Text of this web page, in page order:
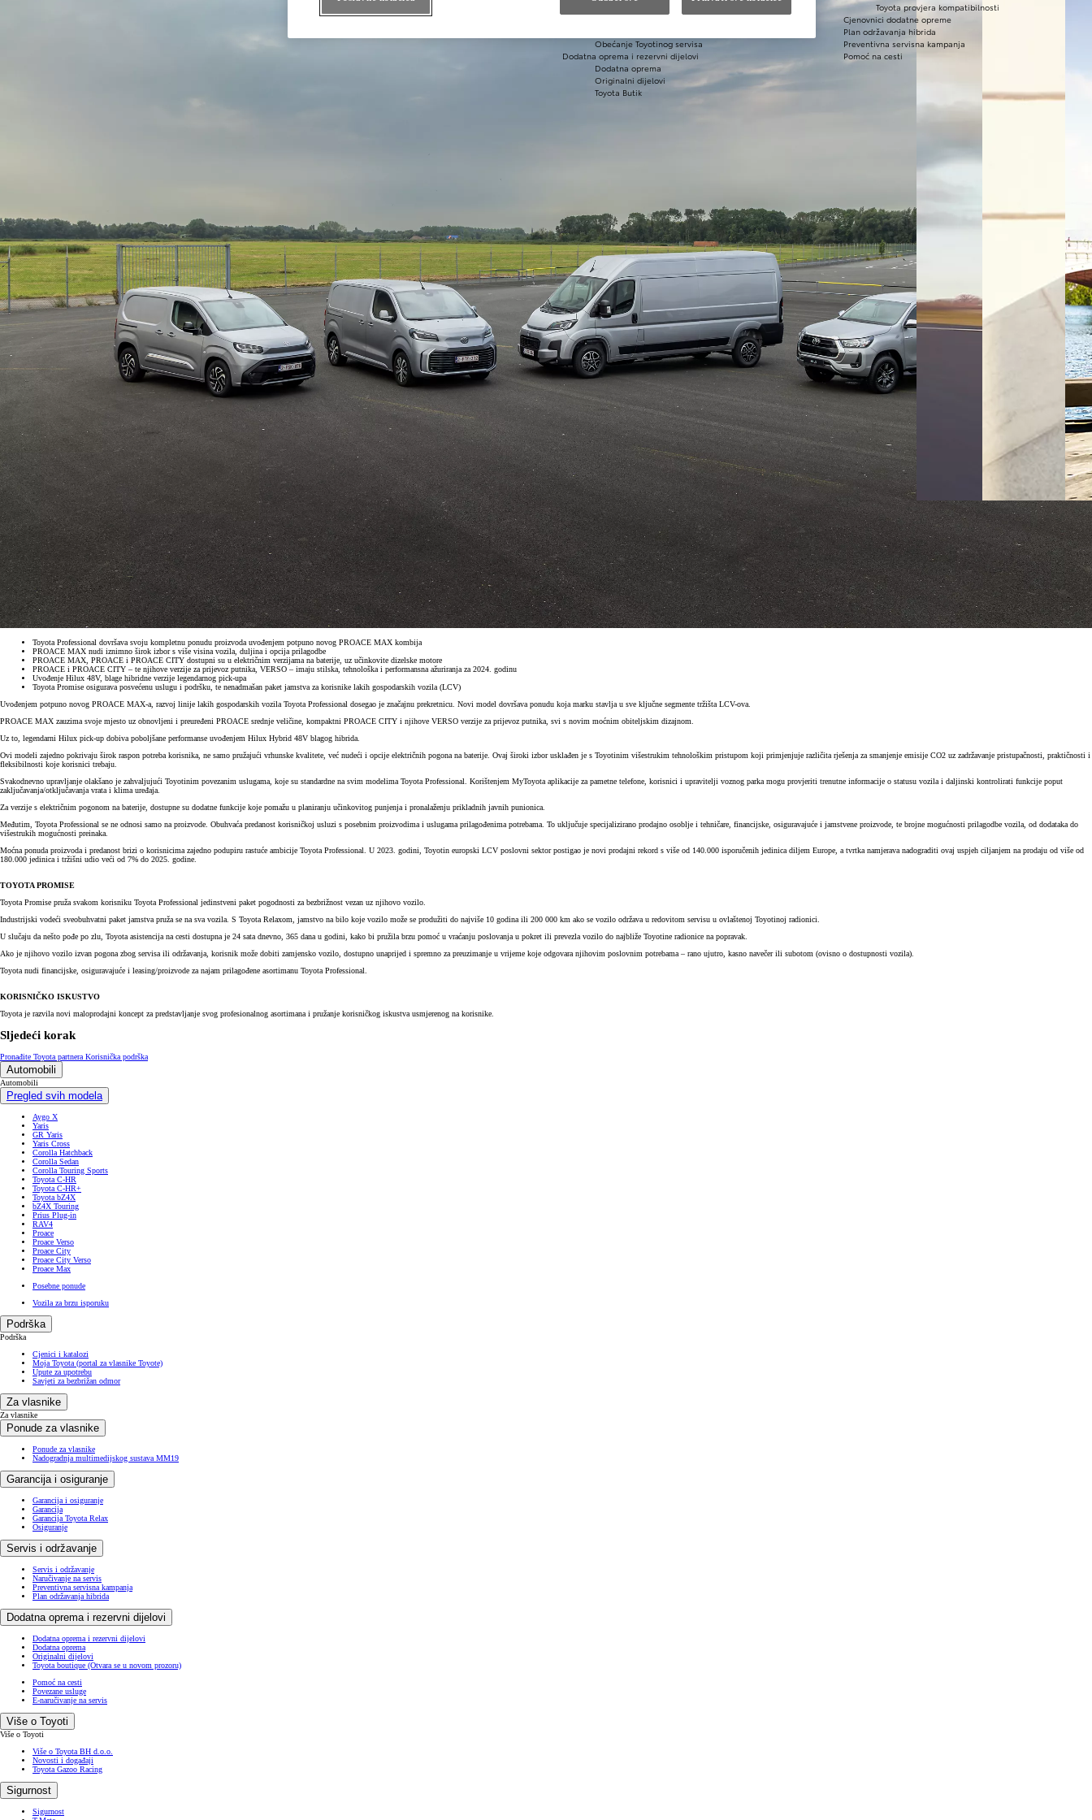
Saznajte više o elektrificiranim vozilima
Obećanje Toyotinog servisa
Dodatna oprema i rezervni dijelovi
Dodatna oprema
Originalni dijelovi
Toyota Butik
Toyota provjera kompatibilnosti
Cjenovnici dodatne opreme
Plan održavanja hibrida
Preventivna servisna kampanja
Pomoć na cesti
Toyota Professional dovršava svoju kompletnu ponudu proizvoda uvođenjem potpuno novog PROACE MAX kombija
PROACE MAX nudi iznimno širok izbor s više visina vozila, duljina i opcija prilagodbe
PROACE MAX, PROACE i PROACE CITY dostupni su u električnim verzijama na baterije, uz učinkovite dizelske motore
PROACE i PROACE CITY – te njihove verzije za prijevoz putnika, VERSO – imaju stilska, tehnološka i performansna ažuriranja za 2024. godinu
Uvođenje Hilux 48V, blage hibridne verzije legendarnog pick-upa
Toyota Promise osigurava posvećenu uslugu i podršku, te nenadmašan paket jamstva za korisnike lakih gospodarskih vozila (LCV)
Uvođenjem potpuno novog PROACE MAX-a, razvoj linije lakih gospodarskih vozila Toyota Professional dosegao je značajnu prekretnicu. Novi model dovršava ponudu koja marku stavlja u sve ključne segmente tržišta LCV-ova.
PROACE MAX zauzima svoje mjesto uz obnovljeni i preuređeni PROACE srednje veličine, kompaktni PROACE CITY i njihove VERSO verzije za prijevoz putnika, svi s novim moćnim obiteljskim dizajnom.
Uz to, legendarni Hilux pick-up dobiva poboljšane performanse uvođenjem Hilux Hybrid 48V blagog hibrida.
Ovi modeli zajedno pokrivaju širok raspon potreba korisnika, ne samo pružajući vrhunske kvalitete, već nudeći i opcije električnih pogona na baterije. Ovaj široki izbor usklađen je s Toyotinim višestrukim tehnološkim pristupom koji primjenjuje različita rješenja za smanjenje emisije CO2 uz zadržavanje pristupačnosti, praktičnosti i
fleksibilnosti koje korisnici trebaju.
Svakodnevno upravljanje olakšano je zahvaljujući Toyotinim povezanim uslugama, koje su standardne na svim modelima Toyota Professional. Korištenjem MyToyota aplikacije za pametne telefone, korisnici i upravitelji voznog parka mogu provjeriti trenutne informacije o statusu vozila i daljinski kontrolirati funkcije poput
zaključavanja/otključavanja vrata i klima uređaja.
Za verzije s električnim pogonom na baterije, dostupne su dodatne funkcije koje pomažu u planiranju učinkovitog punjenja i pronalaženju prikladnih javnih punionica.
Međutim, Toyota Professional se ne odnosi samo na proizvode. Obuhvaća predanost korisničkoj usluzi s posebnim proizvodima i uslugama prilagođenima potrebama. To uključuje specijalizirano prodajno osoblje i tehničare, financijske, osiguravajuće i jamstvene proizvode, te brojne mogućnosti prilagodbe vozila, od dodataka do
višestrukih mogućnosti preinaka.
Moćna ponuda proizvoda i predanost brizi o korisnicima zajedno podupiru rastuće ambicije Toyota Professional. U 2023. godini, Toyotin europski LCV poslovni sektor postigao je novi prodajni rekord s više od 140.000 isporučenih jedinica diljem Europe, a tvrtka namjerava nadograditi ovaj uspjeh ciljanjem na prodaju od više od
180.000 jedinica i tržišni udio veći od 7% do 2025. godine.
TOYOTA PROMISE
Toyota Promise pruža svakom korisniku Toyota Professional jedinstveni paket pogodnosti za bezbrižnost vezan uz njihovo vozilo.
Industrijski vodeći sveobuhvatni paket jamstva pruža se na sva vozila. S Toyota Relaxom, jamstvo na bilo koje vozilo može se produžiti do najviše 10 godina ili 200 000 km ako se vozilo održava u redovitom servisu u ovlaštenoj Toyotinoj radionici.
U slučaju da nešto pođe po zlu, Toyota asistencija na cesti dostupna je 24 sata dnevno, 365 dana u godini, kako bi pružila brzu pomoć u vraćanju poslovanja u pokret ili prevezla vozilo do najbliže Toyotine radionice na popravak.
Ako je njihovo vozilo izvan pogona zbog servisa ili održavanja, korisnik može dobiti zamjensko vozilo, dostupno unaprijed i spremno za preuzimanje u vrijeme koje odgovara njihovim poslovnim potrebama – rano ujutro, kasno navečer ili subotom (ovisno o dostupnosti vozila).
Toyota nudi financijske, osiguravajuće i leasing/proizvode za najam prilagođene asortimanu Toyota Professional.
KORISNIČKO ISKUSTVO
Toyota je razvila novi maloprodajni koncept za predstavljanje svog profesionalnog asortimana i pružanje korisničkog iskustva usmjerenog na korisnike.
Sljedeći korak
Pronađite Toyota partneraKorisnička podrška
Automobili
Automobili
Pregled svih modela
Aygo X
Yaris
GR Yaris
Yaris Cross
Corolla Hatchback
Corolla Sedan
Corolla Touring Sports
Toyota C-HR
Toyota C-HR+
Toyota bZ4X
bZ4X Touring
Prius Plug-in
RAV4
Proace
Proace Verso
Proace City
Proace City Verso
Proace Max
Posebne ponude
Vozila za brzu isporuku
Podrška
Podrška
Cjenici i katalozi
Moja Toyota (portal za vlasnike Toyote)
Upute za upotrebu
Savjeti za bezbrižan odmor
Za vlasnike
Za vlasnike
Ponude za vlasnike
Ponude za vlasnike
Nadogradnja multimedijskog sustava MM19
Garancija i osiguranje
Garancija i osiguranje
Garancija
Garancija Toyota Relax
Osiguranje
Servis i održavanje
Servis i održavanje
Naručivanje na servis
Preventivna servisna kampanja
Plan održavanja hibrida
Dodatna oprema i rezervni dijelovi
Dodatna oprema i rezervni dijelovi
Dodatna oprema
Originalni dijelovi
Toyota boutique (Otvara se u novom prozoru)
Pomoć na cesti
Povezane usluge
E-naručivanje na servis
Više o Toyoti
Više o Toyoti
Više o Toyota BH d.o.o.
Novosti i događaji
Toyota Gazoo Racing
Sigurnost
Sigurnost